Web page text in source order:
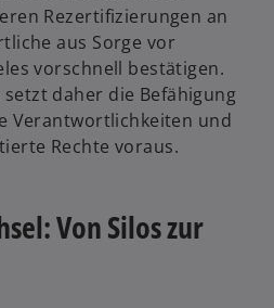
Rezertifizierungen an
aus Sorge vor
vorschnell bestätigen.
daher die Befähigung
Verantwortlichkeiten und
Rechte voraus.
Von Silos zur